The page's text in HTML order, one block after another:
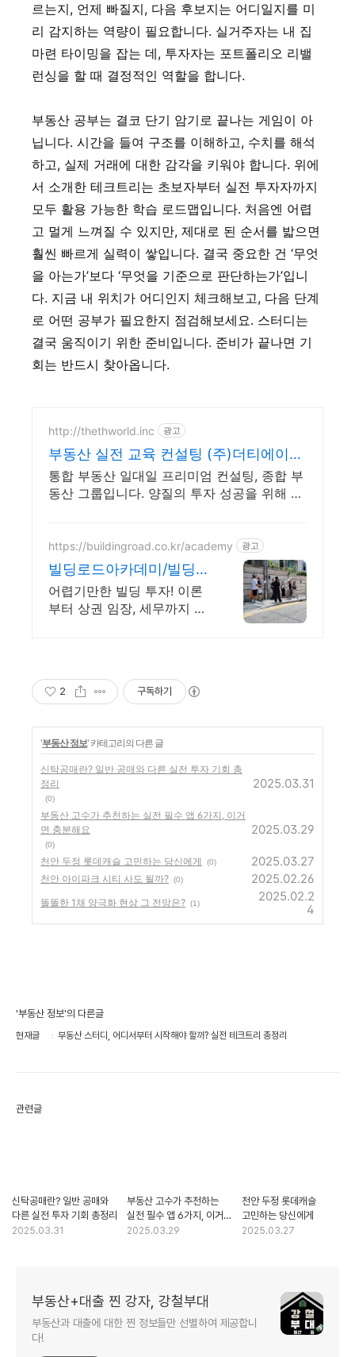
르는지, 언제 빠질지, 다음 후보지는 어디일지를 미
리 감지하는 역량이 필요합니다. 실거주자는 내 집
마련 타이밍을 잡는 데, 투자자는 포트폴리오 리밸
런싱을 할 때 결정적인 역할을 합니다.
부동산 공부는 결코 단기 암기로 끝나는 게임이 아
닙니다. 시간을 들여 구조를 이해하고, 수치를 해석
하고, 실제 거래에 대한 감각을 키워야 합니다. 위에
서 소개한 테크트리는 초보자부터 실전 투자자까지
모두 활용 가능한 학습 로드맵입니다. 처음엔 어렵
고 멀게 느껴질 수 있지만, 제대로 된 순서를 밟으면
훨씬 빠르게 실력이 쌓입니다. 결국 중요한 건 ‘무엇
을 아는가’보다 ‘무엇을 기준으로 판단하는가’입니
다. 지금 내 위치가 어디인지 체크해보고, 다음 단계
로 어떤 공부가 필요한지 점검해보세요. 스터디는
결국 움직이기 위한 준비입니다. 준비가 끝나면 기
회는 반드시 찾아옵니다.
http://thethworld.inc 광고
부동산 실전 교육 컨설팅 (주)더티에이치
홀딩스
통합 부동산 일대일 프리미엄 컨설팅, 종합 부
동산 그룹입니다. 양질의 투자 성공을 위해 함
https://buildingroad.co.kr/academy 광고
빌딩로드아카데미/빌딩투
자강의
어렵기만한 빌딩 투자! 이론
부터 상권 임장, 세무까지 빌
2 구독하기
'부동산 정보' 카테고리의 다른 글
신탁공매란? 일반 공매와 다른 실전 투자 기회 총
정리
(0)
2025.03.31
부동산 고수가 추천하는 실전 필수 앱 6가지, 이거
면 충분해요
(0)
2025.03.29
천안 두정 롯데캐슬 고민하는 당신에게 (0) 2025.03.27
천안 아이파크 시티 사도 될까? (0) 2025.02.26
똘똘한 1채 양극화 현상 그 전망은? (1)
2025.02.2
4
'부동산 정보'의 다른글
현재글 부동산 스터디, 어디서부터 시작해야 할까? 실전 테크트리 총정리
관련글
신탁공매란? 일반 공매와
다른 실전 투자 기회 총정리
2025.03.31
부동산 고수가 추천하는
실전 필수 앱 6가지, 이거면
충분해요
2025.03.29
천안 두정 롯데캐슬
고민하는 당신에게
2025.03.27
부동산+대출 찐 강자, 강철부대
부동산과 대출에 대한 찐 정보들만 선별하여 제공합니
다!